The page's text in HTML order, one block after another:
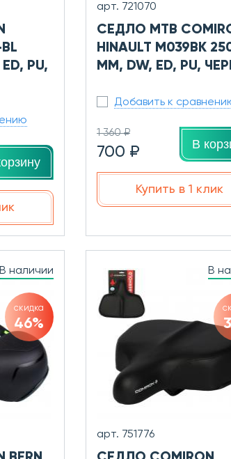
PU,
арт. 721070
СЕДЛО MTB
HINAULT M039BK
ММ, DW, ED, PU,
Добавить к
1 360 ₽
700 ₽ В
Купить в 1 клик
В наличии
скидка
46%
В
арт. 751776